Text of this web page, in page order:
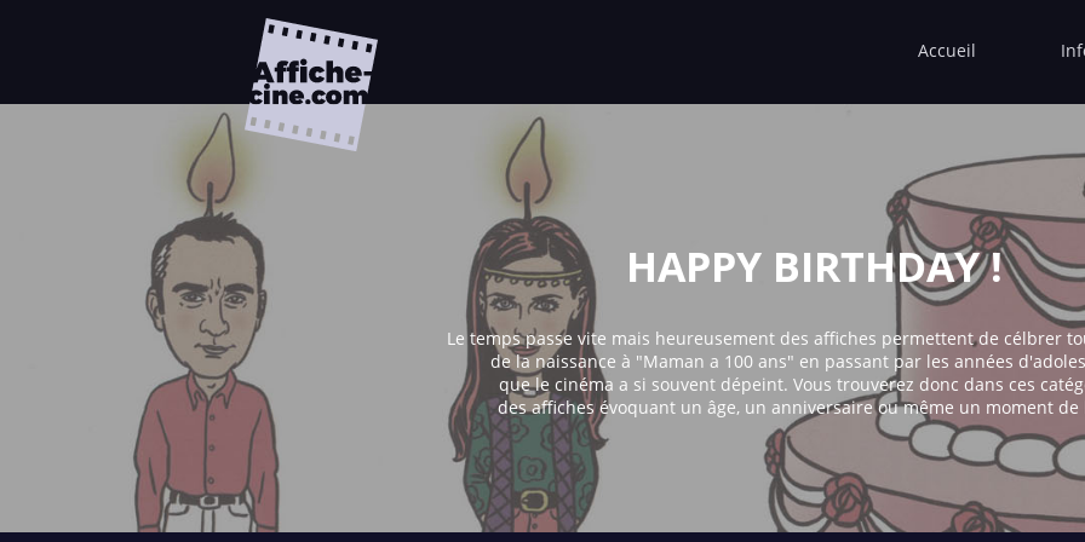
Accueil
HAPPY BIRTHDAY !
Le temps passe vite mais heureusement des affiches permettent de célbrer
de la naissance à "Maman a 100 ans" en passant par les années
que le cinéma a si souvent dépeint. Vous trouverez donc dans ces
des affiches évoquant un âge, un anniversaire ou même un moment de